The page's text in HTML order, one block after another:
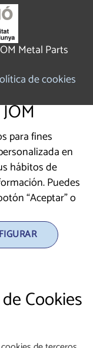
Metal Parts
de cookies
para fines
en
hábitos de
Puedes
“Aceptar” o
Cookies